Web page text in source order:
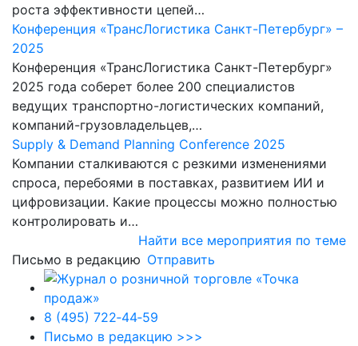
роста эффективности цепей…
Конференция «ТрансЛогистика Санкт-Петербург» –
2025
Конференция «ТрансЛогистика Санкт-Петербург»
2025 года соберет более 200 специалистов
ведущих транспортно-логистических компаний,
компаний-грузовладельцев,…
Supply & Demand Planning Conference 2025
Компании сталкиваются с резкими изменениями
спроса, перебоями в поставках, развитием ИИ и
цифровизации. Какие процессы можно полностью
контролировать и…
Найти все мероприятия по теме
Письмо в редакцию Отправить
8 (495) 722‑44‑59
Письмо в редакцию >>>